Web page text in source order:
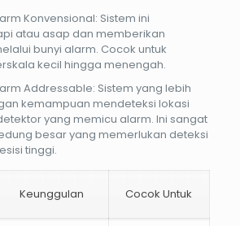
Konvensional: Sistem ini
atau asap dan memberikan
bunyi alarm. Cocok untuk
kecil hingga menengah.
Addressable: Sistem yang lebih
kemampuan mendeteksi lokasi
yang memicu alarm. Ini sangat
besar yang memerlukan deteksi
tinggi.
Keunggulan Cocok Untuk